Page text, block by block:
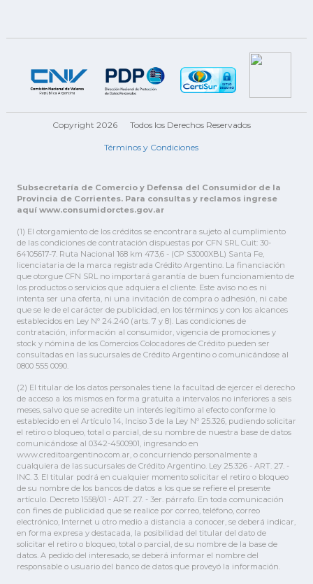
Copyright 2026 Todos los Derechos Reservados
Términos y Condiciones
Subsecretaría de Comercio y Defensa del Consumidor de la
Provincia de Corrientes. Para consultas y reclamos ingrese
aquí www.consumidorctes.gov.ar
(1) El otorgamiento de los créditos se encontrara sujeto al cumplimiento
de las condiciones de contratación dispuestas por CFN SRL Cuit: 30-
64105617-7. Ruta Nacional 168 km 473,6 - (CP S3000XBL) Santa Fe,
licenciataria de la marca registrada Crédito Argentino. La financiación
que otorgue CFN SRL no importará garantía de buen funcionamiento de
los productos o servicios que adquiera el cliente. Este aviso no es ni
intenta ser una oferta, ni una invitación de compra o adhesión, ni cabe
que se le de el carácter de publicidad, en los términos y con los alcances
establecidos en Ley Nº 24.240 (arts. 7 y 8). Las condiciones de
contratación, información al consumidor, vigencia de promociones y
stock y nómina de los Comercios Colocadores de Crédito pueden ser
consultadas en las sucursales de Crédito Argentino o comunicándose al
0800 555 0090.
(2) El titular de los datos personales tiene la facultad de ejercer el derecho
de acceso a los mismos en forma gratuita a intervalos no inferiores a seis
meses, salvo que se acredite un interés legítimo al efecto conforme lo
establecido en el Artículo 14, Inciso 3 de la Ley Nº 25.326, pudiendo solicitar
el retiro o bloqueo, total o parcial, de su nombre de nuestra base de datos
comunicándose al 0342-4500901, ingresando en
www.creditoargentino.com.ar, o concurriendo personalmente a
cualquiera de las sucursales de Crédito Argentino. Ley 25.326 - ART. 27. -
INC. 3. El titular podrá en cualquier momento solicitar el retiro o bloqueo
de su nombre de los bancos de datos a los que se refiere el presente
artículo. Decreto 1558/01 - ART. 27. - 3er. párrafo. En toda comunicación
con fines de publicidad que se realice por correo, teléfono, correo
electrónico, Internet u otro medio a distancia a conocer, se deberá indicar,
en forma expresa y destacada, la posibilidad del titular del dato de
solicitar el retiro o bloqueo, total o parcial, de su nombre de la base de
datos. A pedido del interesado, se deberá informar el nombre del
responsable o usuario del banco de datos que proveyó la información.